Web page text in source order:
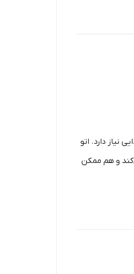
نیاز دارد. اتو
و هم ممکن